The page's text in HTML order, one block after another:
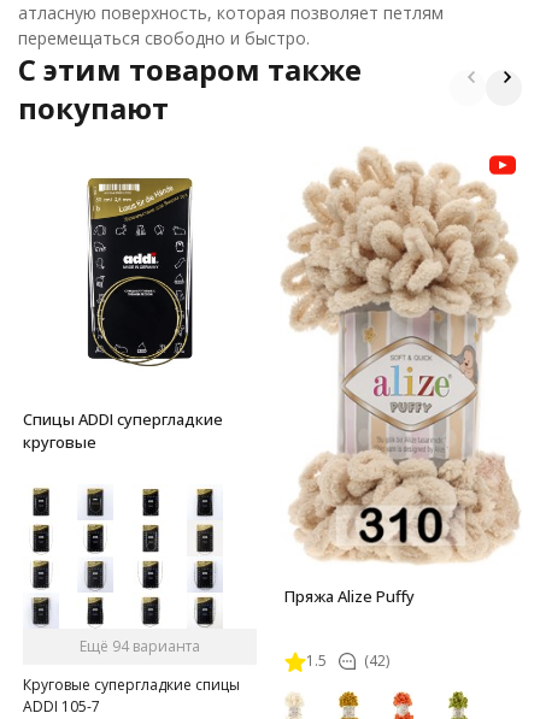
атласную поверхность, которая позволяет петлям
перемещаться свободно и быстро.
C этим товаром также
покупают
Спицы ADDI супергладкие
круговые
Ещё 94 варианта
Круговые супергладкие спицы
ADDI 105-7
Пряжа Alize Puffy
1.5 (42)